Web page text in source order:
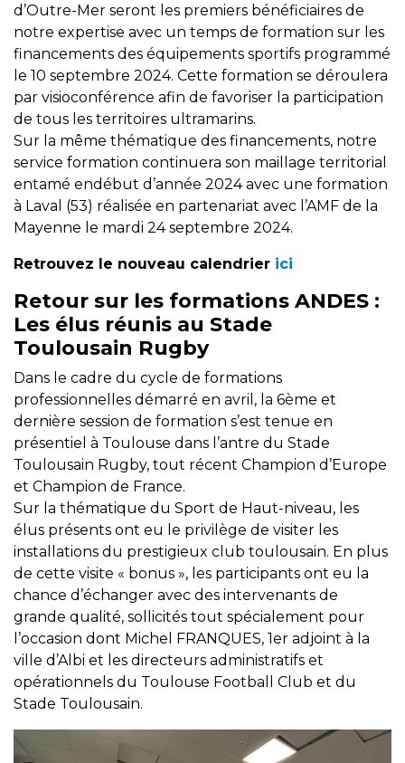
d’Outre-Mer seront les premiers bénéficiaires de
notre expertise avec un temps de formation sur les
financements des équipements sportifs programmé
le 10 septembre 2024. Cette formation se déroulera
par visioconférence afin de favoriser la participation
de tous les territoires ultramarins.
Sur la même thématique des financements, notre
service formation continuera son maillage territorial
entamé endébut d’année 2024 avec une formation
à Laval (53) réalisée en partenariat avec l’AMF de la
Mayenne le mardi 24 septembre 2024.
Retrouvez le nouveau calendrier ici
Retour sur les formations ANDES :
Les élus réunis au Stade
Toulousain Rugby
Dans le cadre du cycle de formations
professionnelles démarré en avril, la 6ème et
dernière session de formation s’est tenue en
présentiel à Toulouse dans l’antre du Stade
Toulousain Rugby, tout récent Champion d’Europe
et Champion de France.
Sur la thématique du Sport de Haut-niveau, les
élus présents ont eu le privilège de visiter les
installations du prestigieux club toulousain. En plus
de cette visite « bonus », les participants ont eu la
chance d’échanger avec des intervenants de
grande qualité, sollicités tout spécialement pour
l’occasion dont Michel FRANQUES, 1er adjoint à la
ville d’Albi et les directeurs administratifs et
opérationnels du Toulouse Football Club et du
Stade Toulousain.